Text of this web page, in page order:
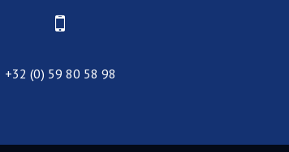
+32 (0) 59 80 58 98